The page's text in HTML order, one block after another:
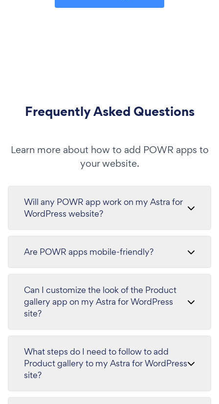
Frequently Asked Questions
Learn more about how to add POWR apps to
your website.
Will any POWR app work on my Astra for
WordPress website?
Are POWR apps mobile-friendly?
Can I customize the look of the Product
gallery app on my Astra for WordPress
site?
What steps do I need to follow to add
Product gallery to my Astra for WordPress
site?